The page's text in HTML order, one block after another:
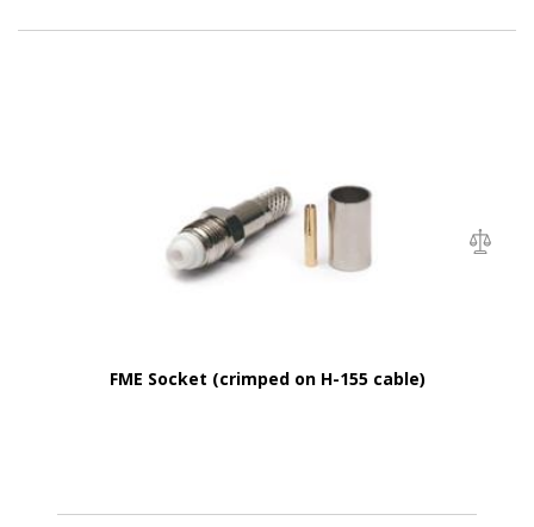
FME Socket (crimped on H-155 cable)